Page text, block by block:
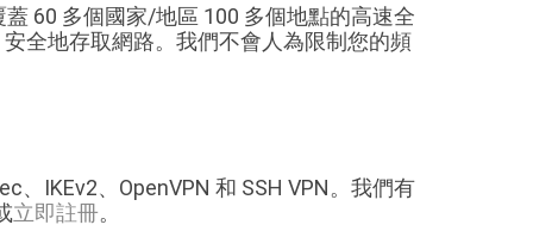
60 多個國家/地區 100 多個地點的高速全
全地存取網路。我們不會人為限制您的頻
、IKEv2、OpenVPN 和 SSH VPN。我們有
立即註冊。